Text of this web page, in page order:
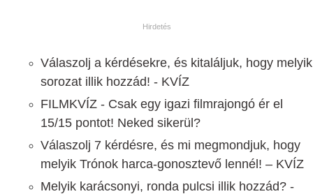
Válaszolj a kérdésekre, és kitaláljuk, hogy melyik
sorozat illik hozzád! - KVÍZ
FILMKVÍZ - Csak egy igazi filmrajongó ér el
15/15 pontot! Neked sikerül?
Válaszolj 7 kérdésre, és mi megmondjuk, hogy
melyik Trónok harca-gonosztevő lennél! – KVÍZ
Melyik karácsonyi, ronda pulcsi illik hozzád? -